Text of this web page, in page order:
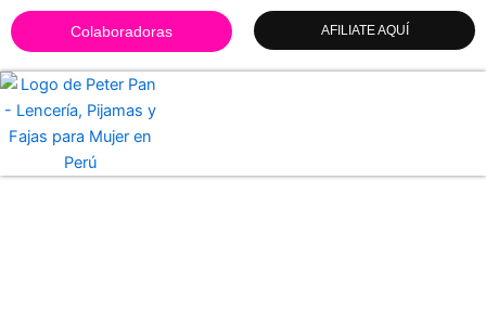
Colaboradoras AFILIATE AQUÍ